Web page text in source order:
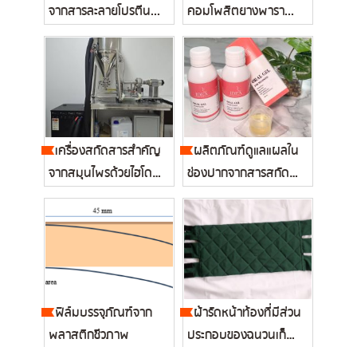
จากสารละลายโปรตีน...
คอมโพสิตยางพารา...
เครื่องสกัดสารสำคัญ
จากสมุนไพรด้วยไฮโดร
ไดนามิก...
ผลิตภัณฑ์ดูแลแผลใน
ช่องปากจากสารสกัดรก
แพะ...
ฟิล์มบรรจุภัณฑ์จาก
พลาสติกชีวภาพ
ผ้ารัดหน้าท้องที่มีส่วน
ประกอบของฉนวนเก็บ